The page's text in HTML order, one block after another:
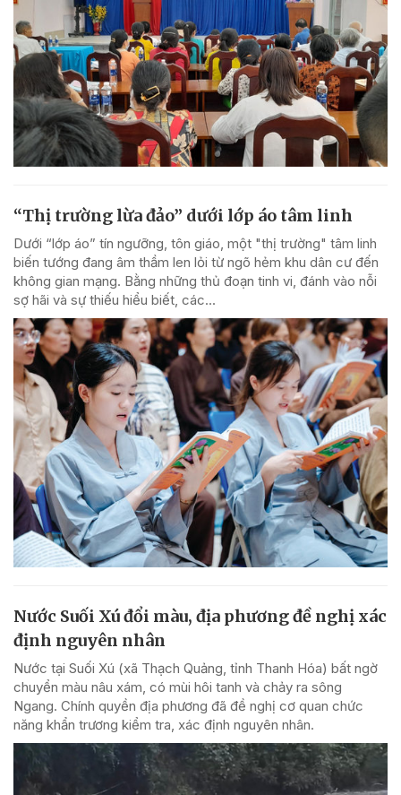
“Thị trường lừa đảo” dưới lớp áo tâm linh
Dưới “lớp áo” tín ngưỡng, tôn giáo, một "thị trường" tâm linh
biến tướng đang âm thầm len lỏi từ ngõ hẻm khu dân cư đến
không gian mạng. Bằng những thủ đoạn tinh vi, đánh vào nỗi
sợ hãi và sự thiếu hiểu biết, các...
Nước Suối Xú đổi màu, địa phương đề nghị xác
định nguyên nhân
Nước tại Suối Xú (xã Thạch Quảng, tỉnh Thanh Hóa) bất ngờ
chuyển màu nâu xám, có mùi hôi tanh và chảy ra sông
Ngang. Chính quyền địa phương đã đề nghị cơ quan chức
năng khẩn trương kiểm tra, xác định nguyên nhân.